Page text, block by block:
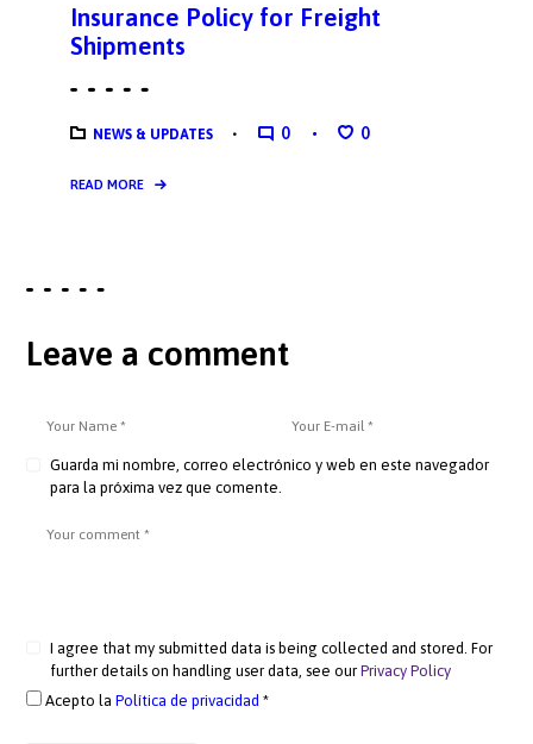
Insurance Policy for Freight
Shipments
NEWS & UPDATES 0 0
READ MORE
Leave a comment
Guarda mi nombre, correo electrónico y web en este navegador
para la próxima vez que comente.
I agree that my submitted data is being collected and stored. For
further details on handling user data, see ourPrivacy Policy
Acepto laPolítica de privacidad *